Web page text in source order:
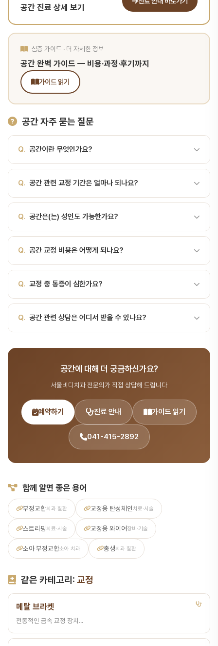
공간 진료 상세 보기
심층 가이드 · 더 자세한 정보
공간 완벽 가이드 — 비용·과정·후기까지
가이드 읽기
공간 자주 묻는 질문
Q. 공간이란 무엇인가요?
로, 총생(crowding)의 반대 개념입니다. 공간(Spacing)이란공간
(spacing)은 치아 사이에 비정상적인 틈이 존재하는 상태로, 총생
(crowding)의 반대 개념입니다. Angle 분류상 별도의 카테고리는
다. 특히 상악 중절치 사이의 공간을 정중이개(midline diastema)
라고 부르며, 심미적으로 가장 문제가 되는 형태입니다.공간의 원인원
주 질환치주염으로 인한 치아 이동, 병적 치아 이동습관성 요인혀 내
밀기, 손가락 빨기, 비정상 연하발치 후 방치인접치 경사, 대합치 정출
Q. 공간 관련 교정 기간은 얼마나 되나요?
(spacing)은 치아 사이에 비정상적인 틈이 존재하는 상태로, 총생
(crowding)의 반대 개념입니다. 서울비디치과 교정과 전문의가 정
밀 검사 후 예상 기간을 안내해 드립니다.
Q. 공간은(는) 성인도 가능한가요?
습니다. 서울비디치과에서는 인비절라인, 설측 교정 등 심미적인 교정
옵션도 제공합니다.
Q. 공간 교정 비용은 어떻게 되나요?
디치과에서는 무료 교정 상담을 제공하며, 무이자 할부 등 다양한 결
제 방법을 안내해 드립니다.
Q. 교정 중 통증이 심한가요?
적응됩니다. 서울비디치과에서는 통증을 최소화하는 최신 교정 기술
을 적용합니다.
Q. 공간 관련 상담은 어디서 받을 수 있나요?
041-415-2892 또는 온라인 예약(bdbddc.com/reservation)
으로 상담을 받으실 수 있습니다.
공간에 대해 더 궁금하신가요?
서울비디치과 전문의가 직접 상담해 드립니다
예약하기 진료 안내 가이드 읽기
041-415-2892
함께 알면 좋은 용어
부정교합치과 질환 교정용 탄성체인 치료·시술
스트리핑 치료·시술 교정용 와이어장비·기술
소아 부정교합소아 치과 총생치과 질환
같은 카테고리: 교정
메탈 브라켓
전통적인 금속 교정 장치...